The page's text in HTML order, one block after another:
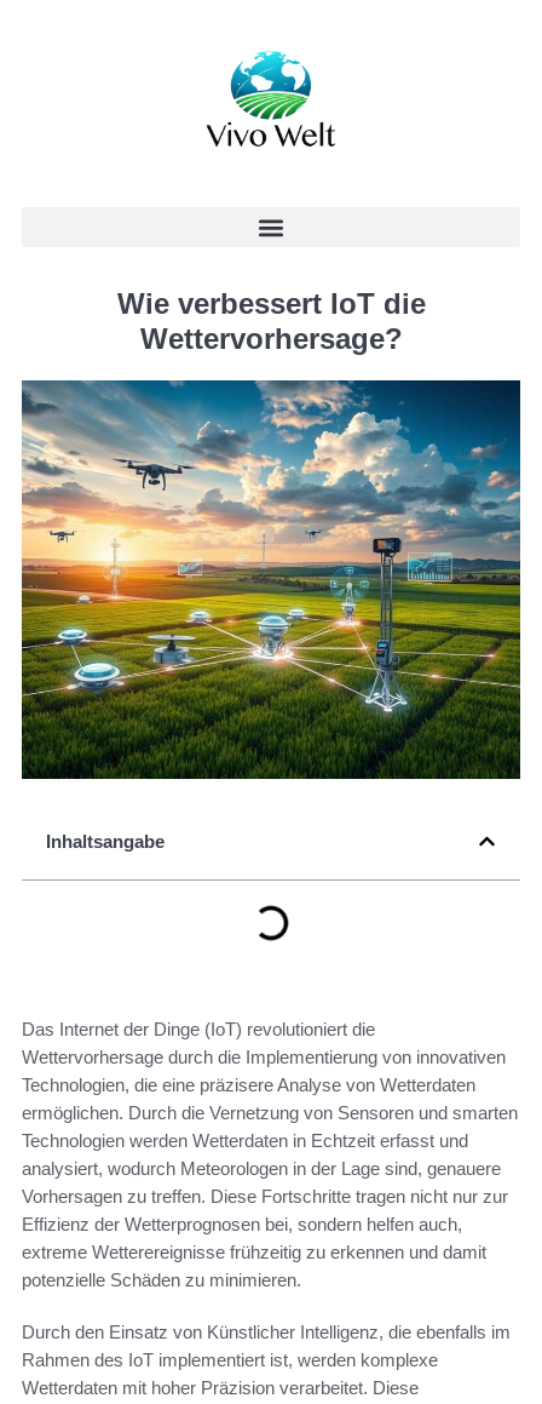
Wie verbessert IoT die
Wettervorhersage?
Inhaltsangabe
Das Internet der Dinge (IoT) revolutioniert die
Wettervorhersage durch die Implementierung von innovativen
Technologien, die eine präzisere Analyse von Wetterdaten
ermöglichen. Durch die Vernetzung von Sensoren und smarten
Technologien werden Wetterdaten in Echtzeit erfasst und
analysiert, wodurch Meteorologen in der Lage sind, genauere
Vorhersagen zu treffen. Diese Fortschritte tragen nicht nur zur
Effizienz der Wetterprognosen bei, sondern helfen auch,
extreme Wetterereignisse frühzeitig zu erkennen und damit
potenzielle Schäden zu minimieren.
Durch den Einsatz von Künstlicher Intelligenz, die ebenfalls im
Rahmen des IoT implementiert ist, werden komplexe
Wetterdaten mit hoher Präzision verarbeitet. Diese